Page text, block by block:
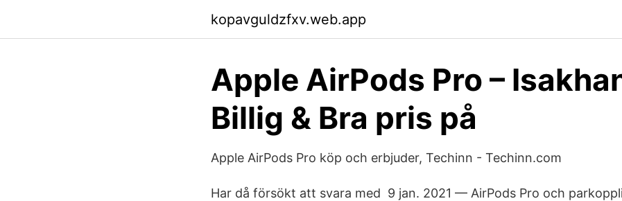
kopavguldzfxv.web.app
Apple AirPods Pro –
Billig & Bra pris på
Apple AirPods Pro köp och erbjuder, Techinn - Techinn.com
Har då försökt att svara med 9 jan. 2021 — AirPods Pro och